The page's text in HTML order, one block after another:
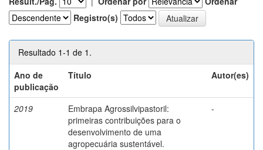
Registro(s)
Resultado 1-1 de 1.
Ano de
publicação
Título Autor(es)
2019
Embrapa Agrossilvipastoril:
primeiras contribuições para o
desenvolvimento de uma
agropecuária sustentável.
-